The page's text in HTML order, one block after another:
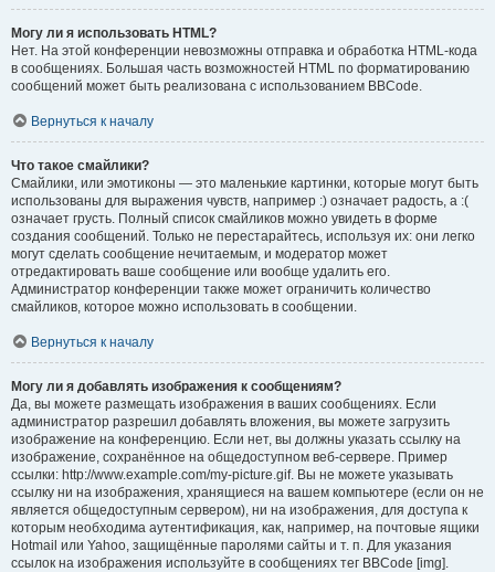
Могу ли я использовать HTML?
Нет. На этой конференции невозможны отправка и обработка HTML-кода
в сообщениях. Большая часть возможностей HTML по форматированию
сообщений может быть реализована с использованием BBCode.
Вернуться к началу
Что такое смайлики?
Смайлики, или эмотиконы — это маленькие картинки, которые могут быть
использованы для выражения чувств, например :) означает радость, а :(
означает грусть. Полный список смайликов можно увидеть в форме
создания сообщений. Только не перестарайтесь, используя их: они легко
могут сделать сообщение нечитаемым, и модератор может
отредактировать ваше сообщение или вообще удалить его.
Администратор конференции также может ограничить количество
смайликов, которое можно использовать в сообщении.
Вернуться к началу
Могу ли я добавлять изображения к сообщениям?
Да, вы можете размещать изображения в ваших сообщениях. Если
администратор разрешил добавлять вложения, вы можете загрузить
изображение на конференцию. Если нет, вы должны указать ссылку на
изображение, сохранённое на общедоступном веб-сервере. Пример
ссылки: http://www.example.com/my-picture.gif. Вы не можете указывать
ссылку ни на изображения, хранящиеся на вашем компьютере (если он не
является общедоступным сервером), ни на изображения, для доступа к
которым необходима аутентификация, как, например, на почтовые ящики
Hotmail или Yahoo, защищённые паролями сайты и т. п. Для указания
ссылок на изображения используйте в сообщениях тег BBCode [img].